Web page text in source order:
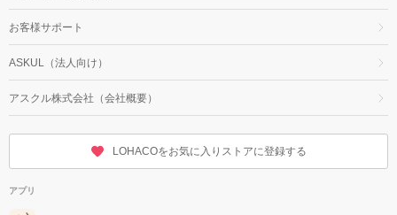
お客様サポート
ASKUL（法人向け）
アスクル株式会社（会社概要）
LOHACOをお気に入りストアに登録する
アプリ